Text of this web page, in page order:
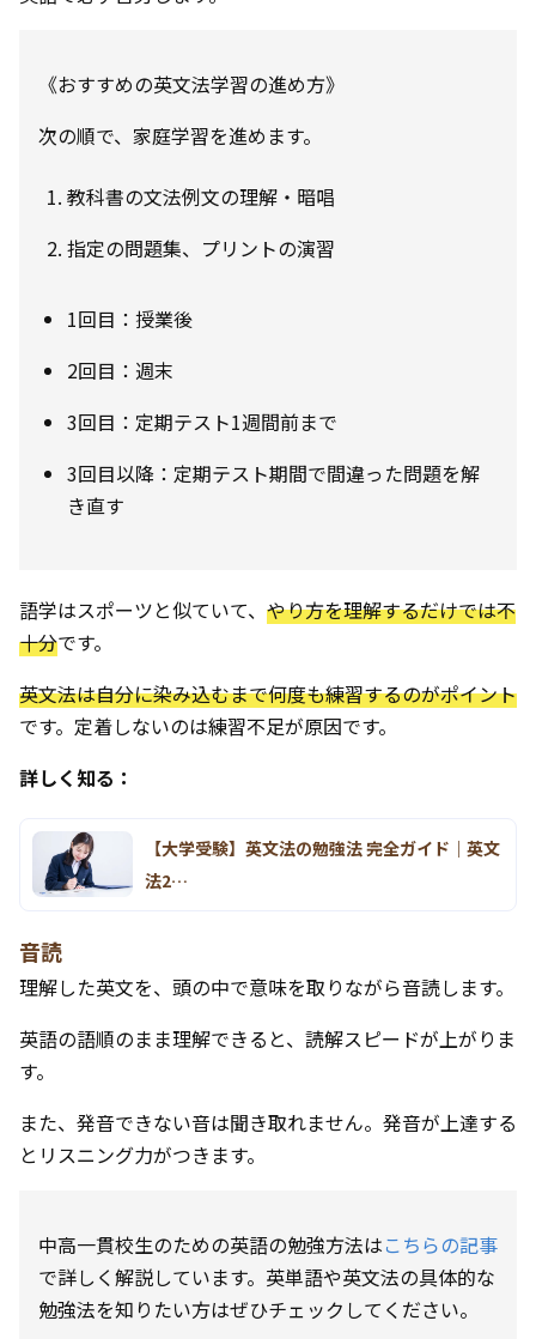
《おすすめの英文法学習の進め方》
次の順で、家庭学習を進めます。
教科書の文法例文の理解・暗唱
指定の問題集、プリントの演習
1回目：授業後
2回目：週末
3回目：定期テスト1週間前まで
3回目以降：定期テスト期間で間違った問題を解
き直す
語学はスポーツと似ていて、 やり方を理解するだけでは不
十分です。
英文法は自分に染み込むまで何度も練習するのがポイント
です。定着しないのは練習不足が原因です。
詳しく知る：
【大学受験】英文法の勉強法 完全ガイド｜英文
法2…
音読
理解した英文を、頭の中で意味を取りながら音読します。
英語の語順のまま理解できると、読解スピードが上がりま
す。
また、発音できない音は聞き取れません。発音が上達する
とリスニング力がつきます。
中高一貫校生のための英語の勉強方法はこちらの記事
で詳しく解説しています。英単語や英文法の具体的な
勉強法を知りたい方はぜひチェックしてください。